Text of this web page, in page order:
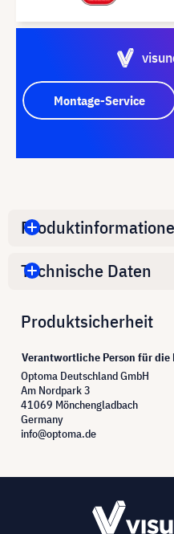
Montage-Service
Technische Daten
Produktsicherheit
Verantwortliche Person für die
Optoma Deutschland GmbH
Am Nordpark 3
41069 Mönchengladbach
Germany
info@optoma.de